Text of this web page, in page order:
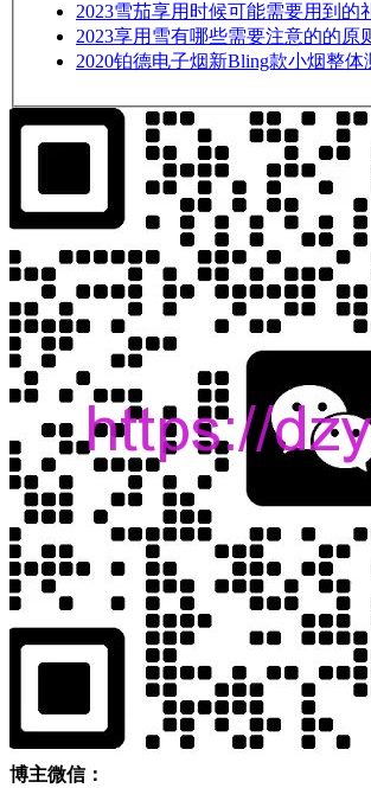
2023雪茄享用时候可能需要用到的
2023享用雪有哪些需要注意的的原
2020铂德电子烟新Bling款小烟整体
博主微信：